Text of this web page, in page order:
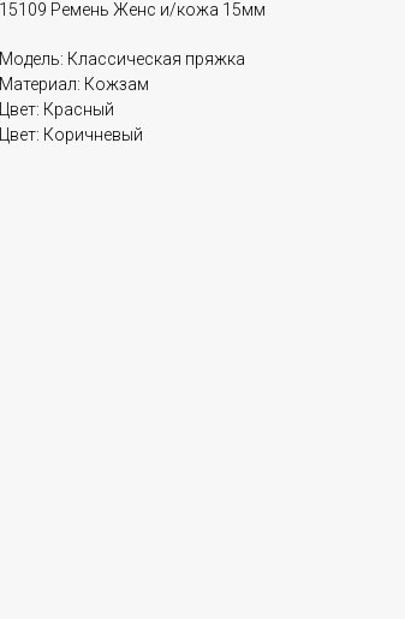
15109 Ремень Женс и/кожа 15мм
Модель: Классическая пряжка
Материал: Кожзам
Цвет: Красный
Цвет: Коричневый